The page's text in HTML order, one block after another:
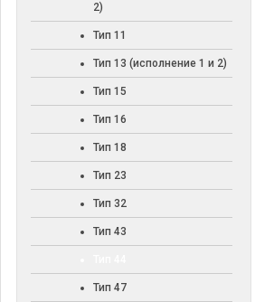
2)
Тип 11
Тип 13 (исполнение 1 и 2)
Тип 15
Тип 16
Тип 18
Тип 23
Тип 32
Тип 43
Тип 47